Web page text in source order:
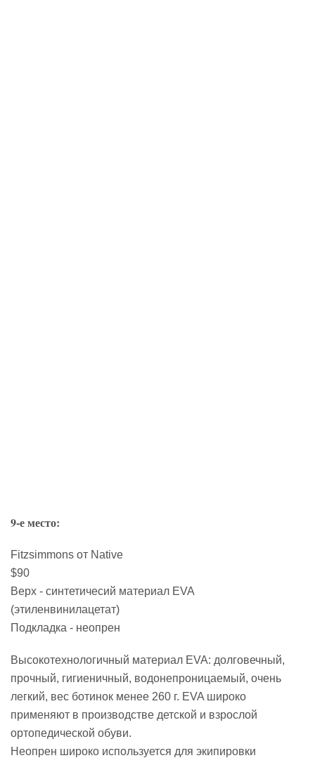
9-е место:
Fitzsimmons от Native
$90
Верх - синтетичесий материал EVA
(этиленвинилацетат)
Подкладка - неопрен
Высокотехнологичный материал EVA: долговечный,
прочный, гигиеничный, водонепроницаемый, очень
легкий, вес ботинок менее 260 г. EVA широко
применяют в производстве детской и взрослой
ортопедической обуви.
Неопрен широко используется для экипировки